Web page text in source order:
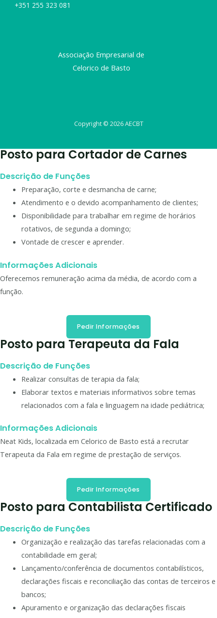
+351 255 323 081
Associação Empresarial de
Celorico de Basto
Copyright © 2026 AECBT
Posto para Cortador de Carnes
Descrição de Funções
Preparação, corte e desmancha de carne;
Atendimento e o devido acompanhamento de clientes;
Disponibilidade para trabalhar em regime de horários
rotativos, de segunda a domingo;
Vontade de crescer e aprender.
Informações Adicionais
Oferecemos remuneração acima da média, de acordo com a
função.
Pedir Informações
Posto para Terapeuta da Fala
Descrição de Funções
Realizar consultas de terapia da fala;
Elaborar textos e materiais informativos sobre temas
relacionados com a fala e linguagem na idade pediátrica;
Informações Adicionais
Neat Kids, localizada em Celorico de Basto está a recrutar
Terapeuta da Fala em regime de prestação de serviços.
Pedir Informações
Posto para Contabilista Certificado
Descrição de Funções
Organização e realização das tarefas relacionadas com a
contabilidade em geral;
Lançamento/conferência de documentos contabilísticos,
declarações fiscais e reconciliação das contas de terceiros e
bancos;
Apuramento e organização das declarações fiscais